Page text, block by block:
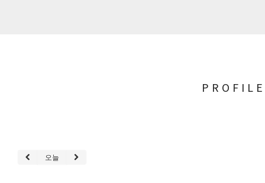
PROFILE
오늘